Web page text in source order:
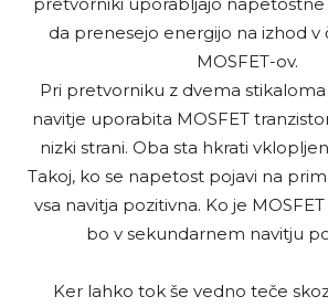
da prenesejo energijo na izhod v
MOSFET-ov.
Pri pretvorniku z dvema
navitje uporabita MOSFET
nizki strani. Oba sta hkrati
Takoj, ko se napetost pojavi na
vsa navitja pozitivna. Ko je
bo v sekundarnem navitju
Ker lahko tok še vedno teče